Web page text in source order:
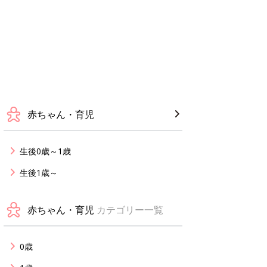
赤ちゃん・育児
生後0歳～1歳
生後1歳～
赤ちゃん・育児 カテゴリー一覧
0歳